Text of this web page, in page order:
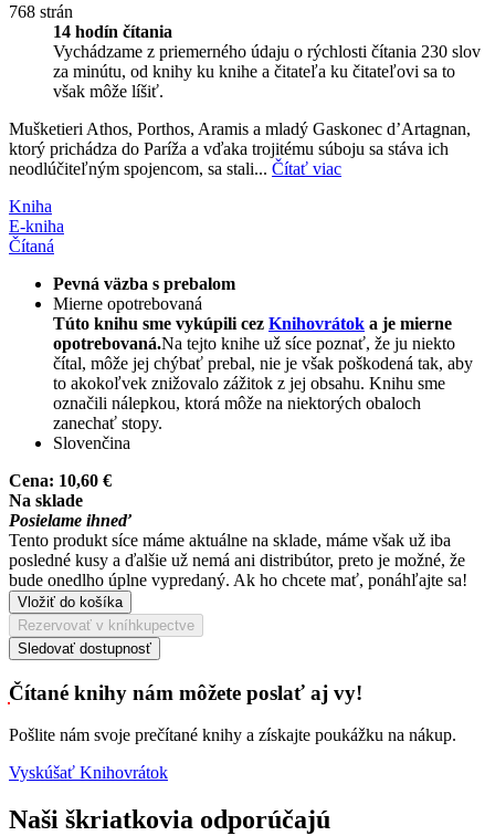
768 strán
14 hodín čítania
Vychádzame z priemerného údaju o rýchlosti čítania 230 slov
za minútu, od knihy ku knihe a čitateľa ku čitateľovi sa to
však môže líšiť.
Mušketieri Athos, Porthos, Aramis a mladý Gaskonec d’Artagnan,
ktorý prichádza do Paríža a vďaka trojitému súboju sa stáva ich
neodlúčiteľným spojencom, sa stali... Čítať viac
Kniha
E-kniha
Čítaná
Pevná väzba s prebalom
Mierne opotrebovaná
Túto knihu sme vykúpili cez Knihovrátok a je mierne
opotrebovaná.Na tejto knihe už síce poznať, že ju niekto
čítal, môže jej chýbať prebal, nie je však poškodená tak, aby
to akokoľvek znižovalo zážitok z jej obsahu. Knihu sme
označili nálepkou, ktorá môže na niektorých obaloch
zanechať stopy.
Slovenčina
Cena: 10,60 €
Na sklade
Posielame ihneď
Tento produkt síce máme aktuálne na sklade, máme však už iba
posledné kusy a ďalšie už nemá ani distribútor, preto je možné, že
bude onedlho úplne vypredaný. Ak ho chcete mať, ponáhľajte sa!
Vložiť do košíka
Rezervovať v kníhkupectve
Sledovať dostupnosť
Čítané knihy nám môžete poslať aj vy!
Pošlite nám svoje prečítané knihy a získajte poukážku na nákup.
Vyskúšať Knihovrátok
Naši škriatkovia odporúčajú